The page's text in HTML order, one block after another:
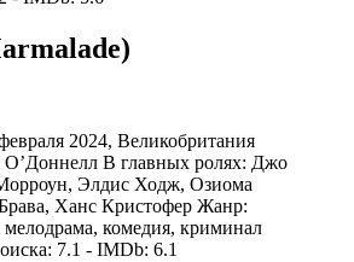
2024, Великобритания
О’Доннелл В главных ролях: Джо
Элдис Ходж, Озиома
Ханс Кристофер Жанр:
мелодрама, комедия, криминал
7.1 - IMDb: 6.1